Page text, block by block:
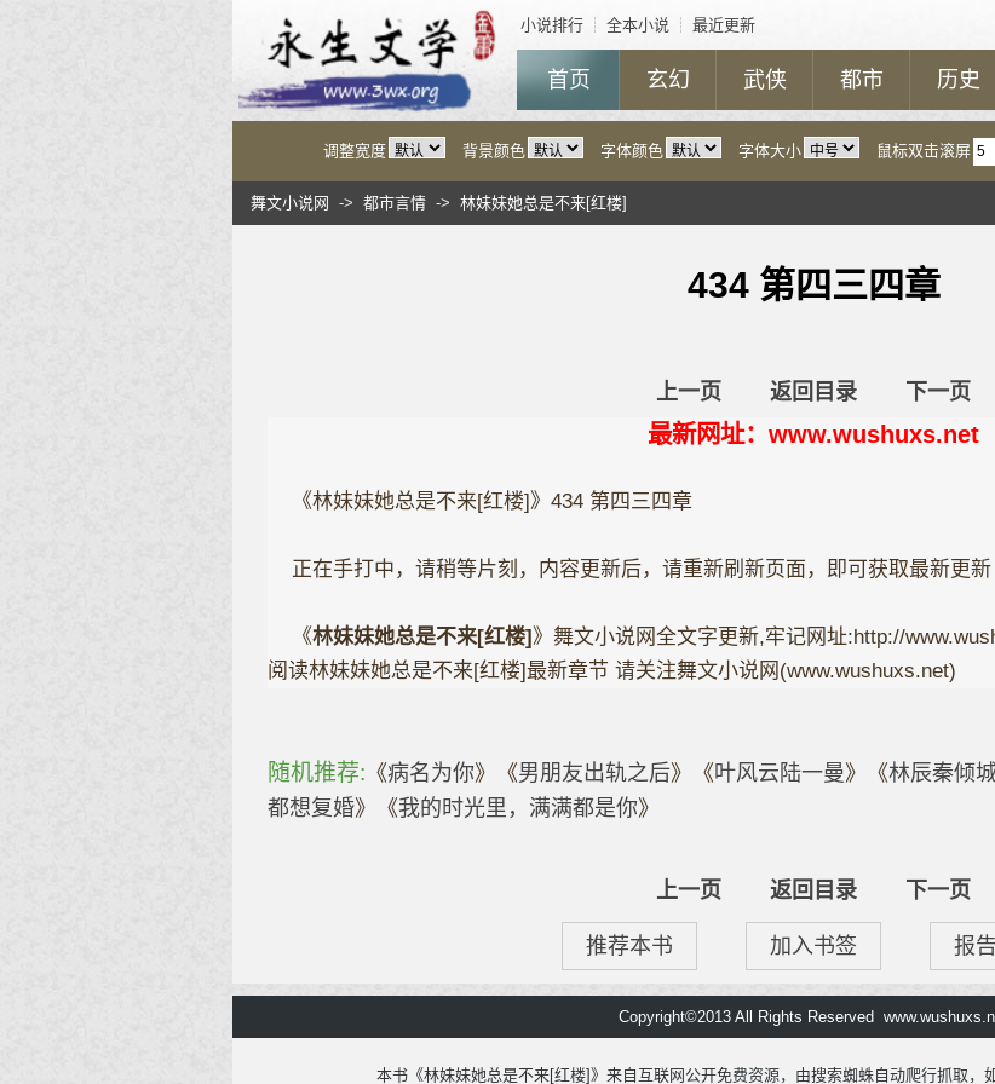
小说排行 ┊ 全本小说 ┊ 最近更新
首页 玄幻 武侠 都市 历史
调整宽度 背景颜色 字体颜色 字体大小 鼠标双击滚屏
舞文小说网 -> 都市言情 -> 林妹妹她总是不来[红楼]
434 第四三四章
上一页 返回目录 下一页
最新网址：www.wushuxs.net
《林妹妹她总是不来[红楼]》434 第四三四章
正在手打中，请稍等片刻，内容更新后，请重新刷新页面，即可获取最新更新
《林妹妹她总是不来[红楼]》舞文小说网全文字更新,牢记网址:http://
阅读林妹妹她总是不来[红楼]最新章节 请关注舞文小说网(www.wushuxs.net)
随机推荐: 《病名为你》 《男朋友出轨之后》 《叶风云陆一曼》 《林辰秦倾
都想复婚》 《我的时光里，满满都是你》
上一页 返回目录 下一页
推荐本书 加入书签 报
Copyright©2013 All Rights Reserved
本书《林妹妹她总是不来[红楼]》来自互联网公开免费资源，由搜索蜘蛛自动爬行抓取，